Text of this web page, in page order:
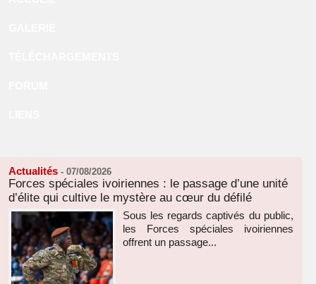
Actualités - 07/08/2026
Forces spéciales ivoiriennes : le passage d’une unité
d’élite qui cultive le mystère au cœur du défilé
Sous les regards captivés du public,
les Forces spéciales ivoiriennes
offrent un passage...